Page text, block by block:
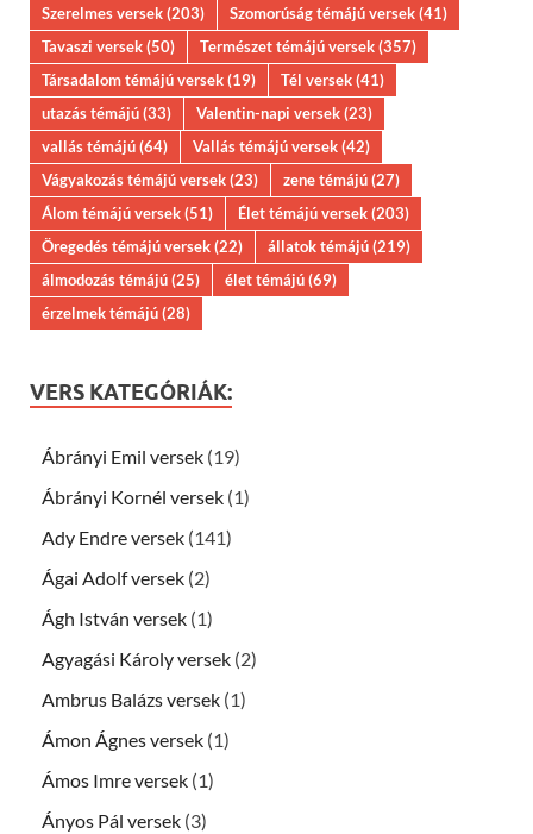
Szerelmes versek(203) Szomorúság témájú versek(41)
Tavaszi versek(50) Természet témájú versek(357)
Társadalom témájú versek(19) Tél versek(41)
utazás témájú(33) Valentin-napi versek(23)
vallás témájú(64) Vallás témájú versek(42)
Vágyakozás témájú versek(23) zene témájú(27)
Álom témájú versek(51) Élet témájú versek(203)
Öregedés témájú versek(22) állatok témájú(219)
álmodozás témájú(25) élet témájú(69)
érzelmek témájú(28)
VERS KATEGÓRIÁK:
Ábrányi Emil versek (19)
Ábrányi Kornél versek (1)
Ady Endre versek (141)
Ágai Adolf versek (2)
Ágh István versek (1)
Agyagási Károly versek (2)
Ambrus Balázs versek (1)
Ámon Ágnes versek (1)
Ámos Imre versek (1)
Ányos Pál versek (3)